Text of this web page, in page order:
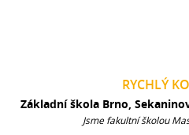
RYCHLÝ
Základní škola Brno,
Jsme fakultní školou